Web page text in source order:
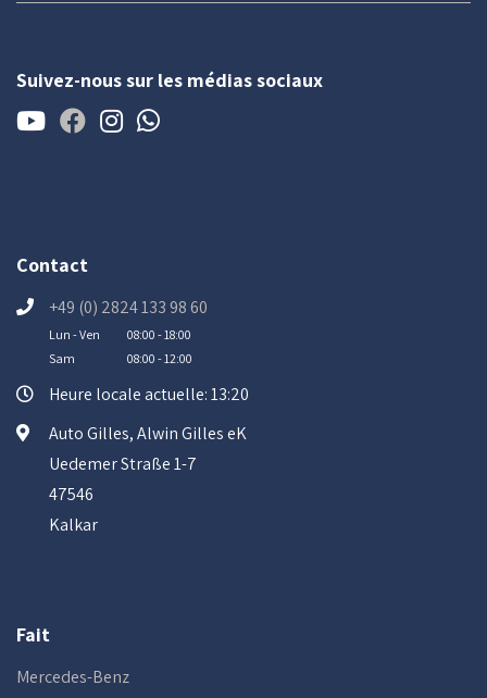
Suivez-nous sur les médias sociaux
Contact
+49 (0) 2824 133 98 60
Lun - Ven
08:00 - 18:00
Sam
08:00 - 12:00
Heure locale actuelle: 13:20
Auto Gilles, Alwin Gilles eK
Uedemer Straße 1-7
47546
Kalkar
Fait
Mercedes-Benz